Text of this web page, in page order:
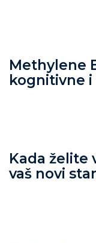
Methylene
kognitivne
Kada želite
vaš novi